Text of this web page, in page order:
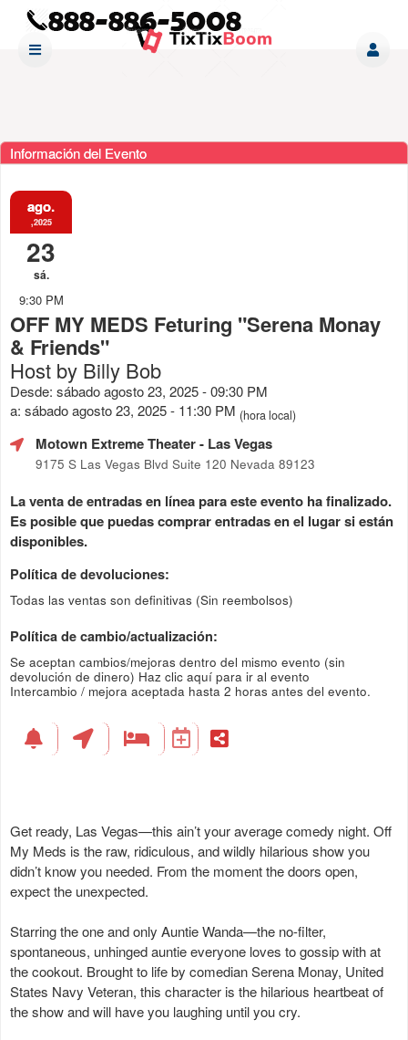
Información del Evento
ago.
,2025
23
sá.
9:30 PM
OFF MY MEDS Feturing "Serena Monay
& Friends"
Host by Billy Bob
Desde: sábado agosto 23, 2025 - 09:30 PM
a: sábado agosto 23, 2025 - 11:30 PM (hora local)
Motown Extreme Theater- Las Vegas
9175 S Las Vegas Blvd Suite 120 Nevada 89123
La venta de entradas en línea para este evento ha finalizado.
Es posible que puedas comprar entradas en el lugar si están
disponibles.
Política de devoluciones:
Todas las ventas son definitivas (Sin reembolsos)
Política de cambio/actualización:
Se aceptan cambios/mejoras dentro del mismo evento (sin
devolución de dinero) Haz clic aquí para ir al evento
Intercambio / mejora aceptada hasta 2 horas antes del evento.
Get ready, Las Vegas—this ain’t your average comedy night. Off
My Meds is the raw, ridiculous, and wildly hilarious show you
didn’t know you needed. From the moment the doors open,
expect the unexpected.
Starring the one and only Auntie Wanda—the no-filter,
spontaneous, unhinged auntie everyone loves to gossip with at
the cookout. Brought to life by comedian Serena Monay, United
States Navy Veteran, this character is the hilarious heartbeat of
the show and will have you laughing until you cry.